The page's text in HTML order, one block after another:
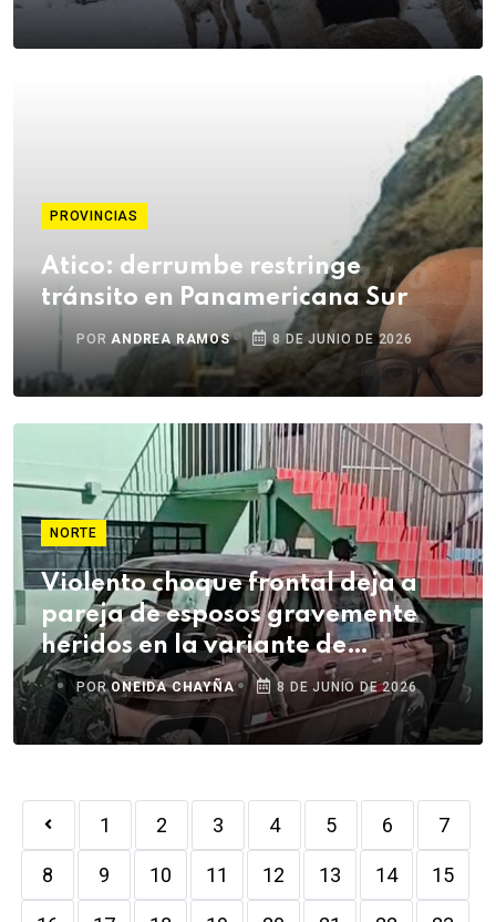
PROVINCIAS
Atico: derrumbe restringe
tránsito en Panamericana Sur
PORANDREA RAMOS 8 DE JUNIO DE 2026
NORTE
Violento choque frontal deja a
pareja de esposos gravemente
heridos en la variante de
Uchumayo
PORONEIDA CHAYÑA 8 DE JUNIO DE 2026
1 2 3 4 5 6 7
8 9 10 11 12 13 14 15